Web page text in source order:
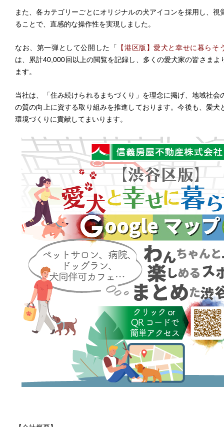
また、各カテゴリーごとにオリジナルの犬アイコンを採用し、視
ることで、直感的な操作性を実現しました。
なお、第一弾として公開した「
【港区版】愛犬と幸せに暮ら
は、累計40,000回以上の閲覧を記録し、多くの愛犬家の皆さまよ
ます。
当社は、「住み続けられるまちづくり」を理念に掲げ、地域社会
の質の向上に資する取り組みを推進しております。今後も、愛犬
環境づくりに貢献してまいります。